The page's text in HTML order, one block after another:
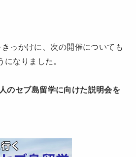
っかけに、次の開催についても
になりました。
のセブ島留学に向けた説明会を